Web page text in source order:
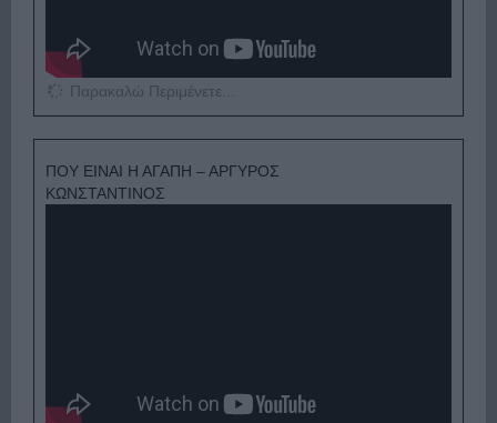
Παρακαλώ Περιμένετε...
ΠΟΥ ΕΙΝΑΙ Η ΑΓΑΠΗ – ΑΡΓΥΡΟΣ
ΚΩΝΣΤΑΝΤΙΝΟΣ